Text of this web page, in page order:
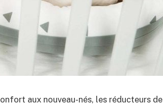
aux nouveau-nés, les réducteurs de